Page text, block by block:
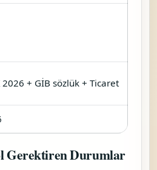
2026 + GİB sözlük + Ticaret
Gerektiren Durumlar